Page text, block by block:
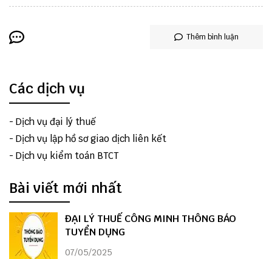
Thêm bình luận
Các dịch vụ
- Dịch vụ đại lý thuế
- Dịch vụ lập hồ sơ giao dịch liên kết
- Dịch vụ kiểm toán BTCT
Bài viết mới nhất
ĐẠI LÝ THUẾ CÔNG MINH THÔNG BÁO
TUYỂN DỤNG
07/05/2025